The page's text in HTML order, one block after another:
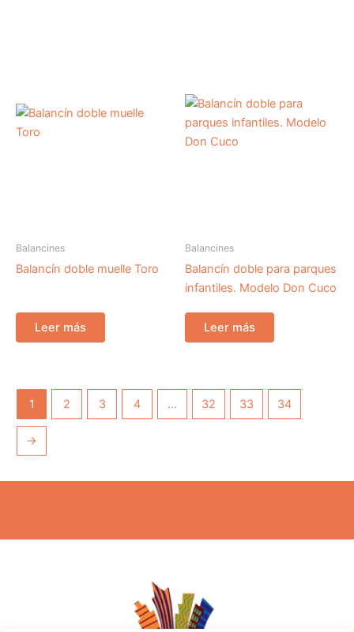
Balancines
Balancín doble muelle Toro
Leer más
Balancines
Balancín doble para parques
infantiles. Modelo Don Cuco
Leer más
1 2 3 4 … 32 33 34
→